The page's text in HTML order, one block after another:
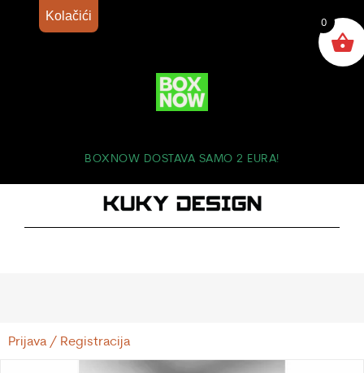
BOXNOW DOSTAVA SAMO 2 EURA!
Prijava / Registracija
0
Kolačići